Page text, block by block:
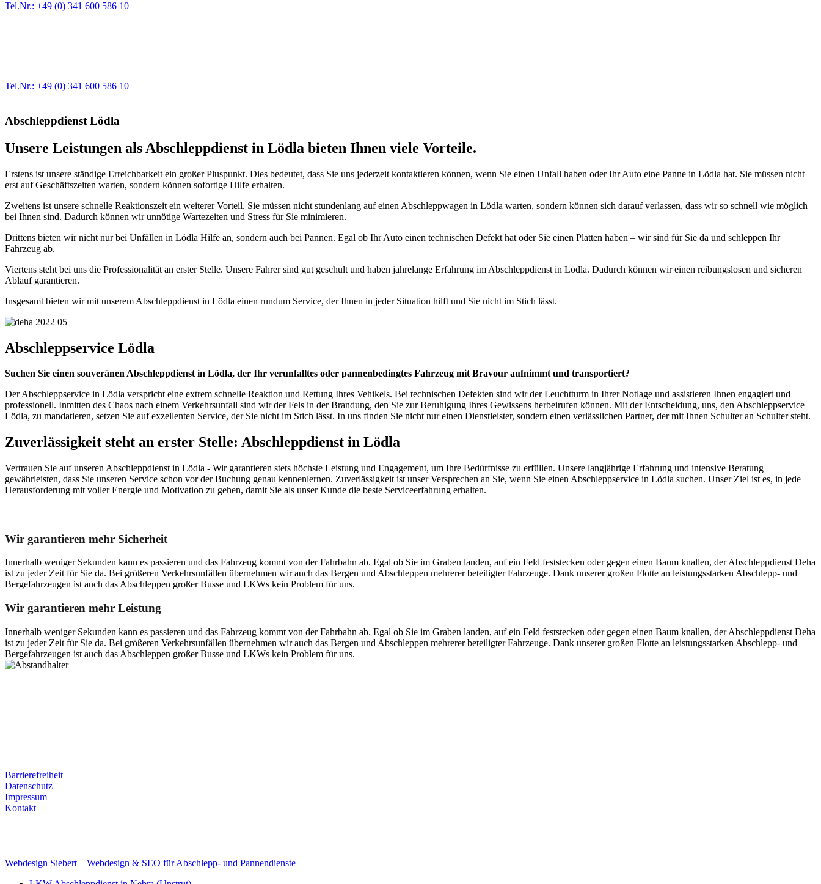
Tel.Nr.: +49 (0) 341 600 586 10
Tel.Nr.: +49 (0) 341 600 586 10
Abschleppdienst Lödla
Unsere Leistungen als Abschleppdienst in Lödla bieten Ihnen viele Vorteile.
Erstens ist unsere ständige Erreichbarkeit ein großer Pluspunkt. Dies bedeutet, dass Sie uns jederzeit kontaktieren können, wenn Sie einen Unfall haben oder Ihr Auto eine Panne in Lödla hat. Sie müssen nicht
erst auf Geschäftszeiten warten, sondern können sofortige Hilfe erhalten.
Zweitens ist unsere schnelle Reaktionszeit ein weiterer Vorteil. Sie müssen nicht stundenlang auf einen Abschleppwagen in Lödla warten, sondern können sich darauf verlassen, dass wir so schnell wie möglich
bei Ihnen sind. Dadurch können wir unnötige Wartezeiten und Stress für Sie minimieren.
Drittens bieten wir nicht nur bei Unfällen in Lödla Hilfe an, sondern auch bei Pannen. Egal ob Ihr Auto einen technischen Defekt hat oder Sie einen Platten haben – wir sind für Sie da und schleppen Ihr
Fahrzeug ab.
Viertens steht bei uns die Professionalität an erster Stelle. Unsere Fahrer sind gut geschult und haben jahrelange Erfahrung im Abschleppdienst in Lödla. Dadurch können wir einen reibungslosen und sicheren
Ablauf garantieren.
Insgesamt bieten wir mit unserem Abschleppdienst in Lödla einen rundum Service, der Ihnen in jeder Situation hilft und Sie nicht im Stich lässt.
Abschleppservice Lödla
Suchen Sie einen souveränen Abschleppdienst in Lödla, der Ihr verunfalltes oder pannenbedingtes Fahrzeug mit Bravour aufnimmt und transportiert?
Der Abschleppservice in Lödla verspricht eine extrem schnelle Reaktion und Rettung Ihres Vehikels. Bei technischen Defekten sind wir der Leuchtturm in Ihrer Notlage und assistieren Ihnen engagiert und
professionell. Inmitten des Chaos nach einem Verkehrsunfall sind wir der Fels in der Brandung, den Sie zur Beruhigung Ihres Gewissens herbeirufen können. Mit der Entscheidung, uns, den Abschleppservice
Lödla, zu mandatieren, setzen Sie auf exzellenten Service, der Sie nicht im Stich lässt. In uns finden Sie nicht nur einen Dienstleister, sondern einen verlässlichen Partner, der mit Ihnen Schulter an Schulter steht.
Zuverlässigkeit steht an erster Stelle: Abschleppdienst in Lödla
Vertrauen Sie auf unseren Abschleppdienst in Lödla - Wir garantieren stets höchste Leistung und Engagement, um Ihre Bedürfnisse zu erfüllen. Unsere langjährige Erfahrung und intensive Beratung
gewährleisten, dass Sie unseren Service schon vor der Buchung genau kennenlernen. Zuverlässigkeit ist unser Versprechen an Sie, wenn Sie einen Abschleppservice in Lödla suchen. Unser Ziel ist es, in jede
Herausforderung mit voller Energie und Motivation zu gehen, damit Sie als unser Kunde die beste Serviceerfahrung erhalten.
Wir garantieren mehr Sicherheit
Innerhalb weniger Sekunden kann es passieren und das Fahrzeug kommt von der Fahrbahn ab. Egal ob Sie im Graben landen, auf ein Feld feststecken oder gegen einen Baum knallen, der Abschleppdienst Deha
ist zu jeder Zeit für Sie da. Bei größeren Verkehrsunfällen übernehmen wir auch das Bergen und Abschleppen mehrerer beteiligter Fahrzeuge. Dank unserer großen Flotte an leistungsstarken Abschlepp- und
Bergefahrzeugen ist auch das Abschleppen großer Busse und LKWs kein Problem für uns.
Wir garantieren mehr Leistung
Innerhalb weniger Sekunden kann es passieren und das Fahrzeug kommt von der Fahrbahn ab. Egal ob Sie im Graben landen, auf ein Feld feststecken oder gegen einen Baum knallen, der Abschleppdienst Deha
ist zu jeder Zeit für Sie da. Bei größeren Verkehrsunfällen übernehmen wir auch das Bergen und Abschleppen mehrerer beteiligter Fahrzeuge. Dank unserer großen Flotte an leistungsstarken Abschlepp- und
Bergefahrzeugen ist auch das Abschleppen großer Busse und LKWs kein Problem für uns.
Barrierefreiheit
Datenschutz
Impressum
Kontakt
Webdesign Siebert – Webdesign & SEO für Abschlepp- und Pannendienste